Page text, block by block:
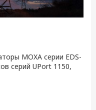
MOXA серии EDS-
серий UPort 1150,